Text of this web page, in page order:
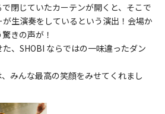
閉じていたカーテンが開くと、そこで
生演奏をしているという演出！会場か
きの声が！
、SHOBI ならではの一味違ったダン
みんな最高の笑顔をみせてくれまし